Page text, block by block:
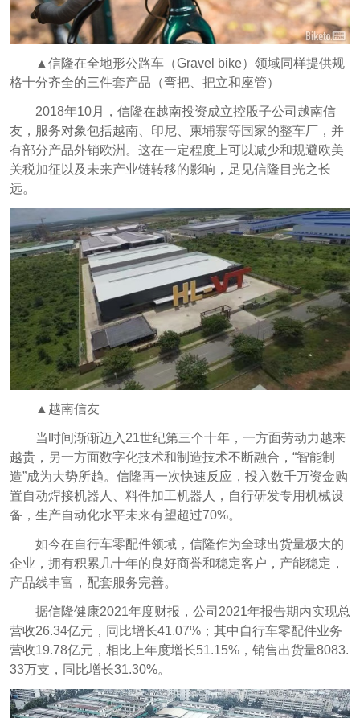
▲信隆在全地形公路车（Gravel bike）领域同样提供规
格十分齐全的三件套产品（弯把、把立和座管）
2018年10月，信隆在越南投资成立控股子公司越南信
友，服务对象包括越南、印尼、柬埔寨等国家的整车厂，并
有部分产品外销欧洲。这在一定程度上可以减少和规避欧美
关税加征以及未来产业链转移的影响，足见信隆目光之长
远。
▲越南信友
当时间渐渐迈入21世纪第三个十年，一方面劳动力越来
越贵，另一方面数字化技术和制造技术不断融合，“智能制
造”成为大势所趋。信隆再一次快速反应，投入数千万资金购
置自动焊接机器人、料件加工机器人，自行研发专用机械设
备，生产自动化水平未来有望超过70%。
如今在自行车零配件领域，信隆作为全球出货量极大的
企业，拥有积累几十年的良好商誉和稳定客户，产能稳定，
产品线丰富，配套服务完善。
据信隆健康2021年度财报，公司2021年报告期内实现总
营收26.34亿元，同比增长41.07%；其中自行车零配件业务
营收19.78亿元，相比上年度增长51.15%，销售出货量8083.
33万支，同比增长31.30%。